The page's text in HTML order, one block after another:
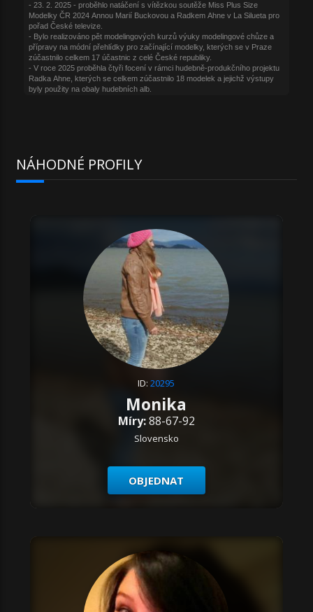
NÁHODNÉ PROFILY
ID:20295
Monika
Míry:88-67-92
Slovensko
OBJEDNAT